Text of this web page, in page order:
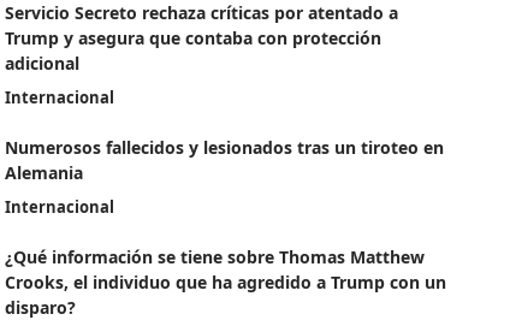
Servicio Secreto rechaza críticas por atentado a
Trump y asegura que contaba con protección
adicional
Internacional
Numerosos fallecidos y lesionados tras un tiroteo en
Alemania
Internacional
¿Qué información se tiene sobre Thomas Matthew
Crooks, el individuo que ha agredido a Trump con un
disparo?